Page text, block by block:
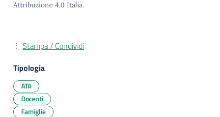
Attribuzione 4.0 Italia.
Stampa / Condividi
Tipologia
ATA
Docenti
Famiglie